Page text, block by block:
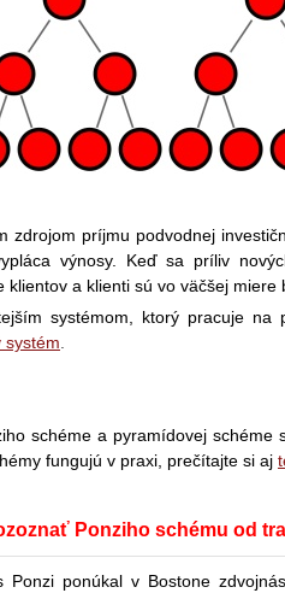
zdrojom príjmu podvodnej
výnosy. Keď sa príliv
klientov a klienti sú vo väčšej
systémom, ktorý pracuje na
systém
schéme a pyramídovej
fungujú v praxi, prečítajte si aj
Ponziho schému od
Ponzi ponúkal v Bostone